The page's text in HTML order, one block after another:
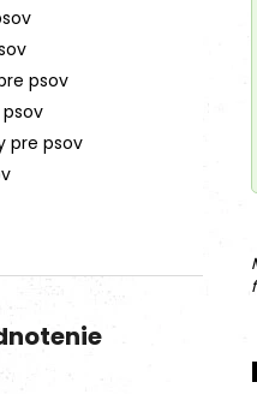
psov
pre psov